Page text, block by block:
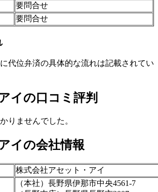
要問合せ
要問合せ
代位弁済の具体的な流れは記載されてい
イの口コミ評判
りませんでした。
イの会社情報
株式会社アセット・アイ
（本社）長野県伊那市中央4561-7